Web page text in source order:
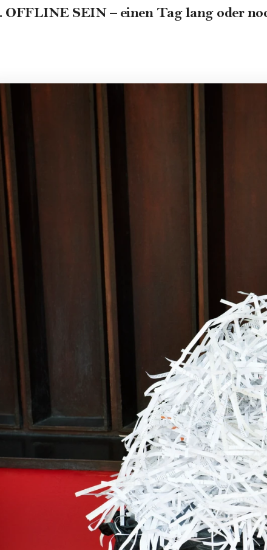
OFFLINE SEIN – einen Tag lang oder